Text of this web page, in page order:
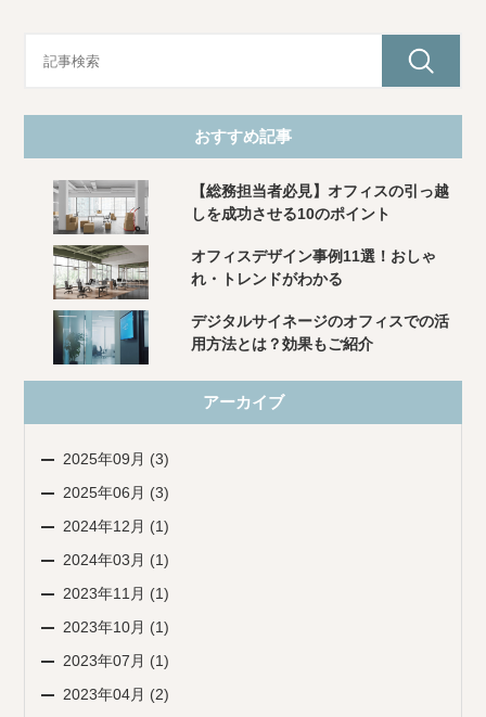
おすすめ記事
【総務担当者必見】オフィスの引っ越
しを成功させる10のポイント
オフィスデザイン事例11選！おしゃ
れ・トレンドがわかる
デジタルサイネージのオフィスでの活
用方法とは？効果もご紹介
アーカイブ
2025年09月 (3)
2025年06月 (3)
2024年12月 (1)
2024年03月 (1)
2023年11月 (1)
2023年10月 (1)
2023年07月 (1)
2023年04月 (2)